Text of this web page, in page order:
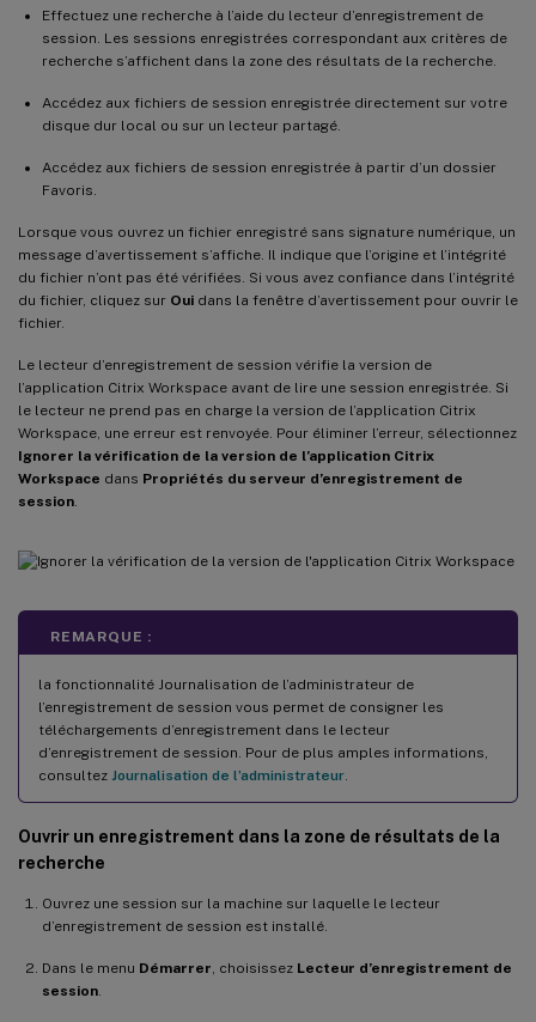
Effectuez une recherche à l’aide du lecteur d’enregistrement de
session. Les sessions enregistrées correspondant aux critères de
recherche s’affichent dans la zone des résultats de la recherche.
Accédez aux fichiers de session enregistrée directement sur votre
disque dur local ou sur un lecteur partagé.
Accédez aux fichiers de session enregistrée à partir d’un dossier
Favoris.
Lorsque vous ouvrez un fichier enregistré sans signature numérique, un
message d’avertissement s’affiche. Il indique que l’origine et l’intégrité
du fichier n’ont pas été vérifiées. Si vous avez confiance dans l’intégrité
du fichier, cliquez sur Oui dans la fenêtre d’avertissement pour ouvrir le
fichier.
Le lecteur d’enregistrement de session vérifie la version de
l’application Citrix Workspace avant de lire une session enregistrée. Si
le lecteur ne prend pas en charge la version de l’application Citrix
Workspace, une erreur est renvoyée. Pour éliminer l’erreur, sélectionnez
Ignorer la vérification de la version de l’application Citrix
Workspace dans Propriétés du serveur d’enregistrement de
session
REMARQUE :
la fonctionnalité Journalisation de l’administrateur de
l’enregistrement de session vous permet de consigner les
téléchargements d’enregistrement dans le lecteur
d’enregistrement de session. Pour de plus amples informations,
consultez Journalisation de l’administrateur
Ouvrir un enregistrement dans la zone de résultats de la
recherche
Ouvrez une session sur la machine sur laquelle le lecteur
d’enregistrement de session est installé.
Dans le menu Démarrer , choisissez Lecteur d’enregistrement de
session